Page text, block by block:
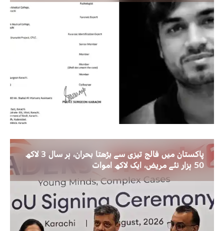
پاکستان میں فالج تیزی سے بڑھتا بحران، ہر سال 3 لاکھ
50 ہزار نئے مریض، ایک لاکھ اموات